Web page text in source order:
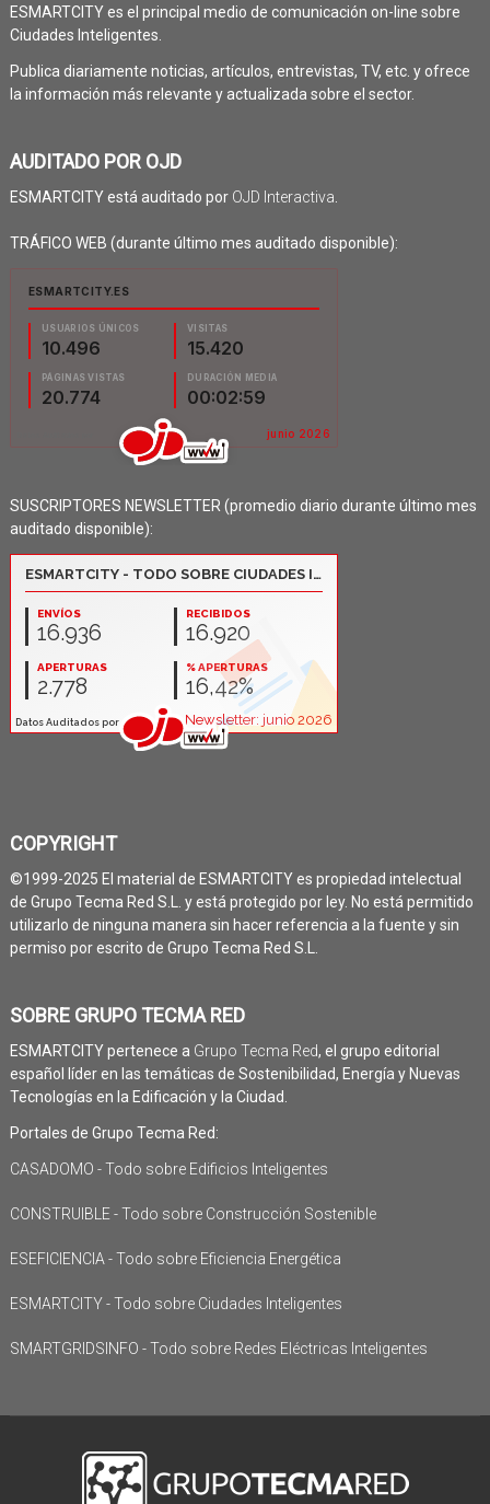
ESMARTCITY es el principal medio de comunicación on-line sobre
Ciudades Inteligentes.
Publica diariamente noticias, artículos, entrevistas, TV, etc. y ofrece
la información más relevante y actualizada sobre el sector.
AUDITADO POR OJD
ESMARTCITY está auditado por OJD Interactiva
TRÁFICO WEB (durante último mes auditado disponible):
SUSCRIPTORES NEWSLETTER (promedio diario durante último mes
auditado disponible):
COPYRIGHT
©1999-2025 El material de ESMARTCITY es propiedad intelectual
de Grupo Tecma Red S.L. y está protegido por ley. No está permitido
utilizarlo de ninguna manera sin hacer referencia a la fuente y sin
permiso por escrito de Grupo Tecma Red S.L.
SOBRE GRUPO TECMA RED
ESMARTCITY pertenece a Grupo Tecma Red, el grupo editorial
español líder en las temáticas de Sostenibilidad, Energía y Nuevas
Tecnologías en la Edificación y la Ciudad.
Portales de Grupo Tecma Red:
CASADOMO - Todo sobre Edificios Inteligentes
CONSTRUIBLE - Todo sobre Construcción Sostenible
ESEFICIENCIA - Todo sobre Eficiencia Energética
ESMARTCITY - Todo sobre Ciudades Inteligentes
SMARTGRIDSINFO - Todo sobre Redes Eléctricas Inteligentes